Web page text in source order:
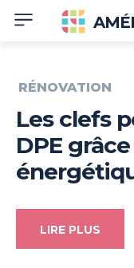
RÉNOVATION
Les clefs
DPE
LIRE PLUS